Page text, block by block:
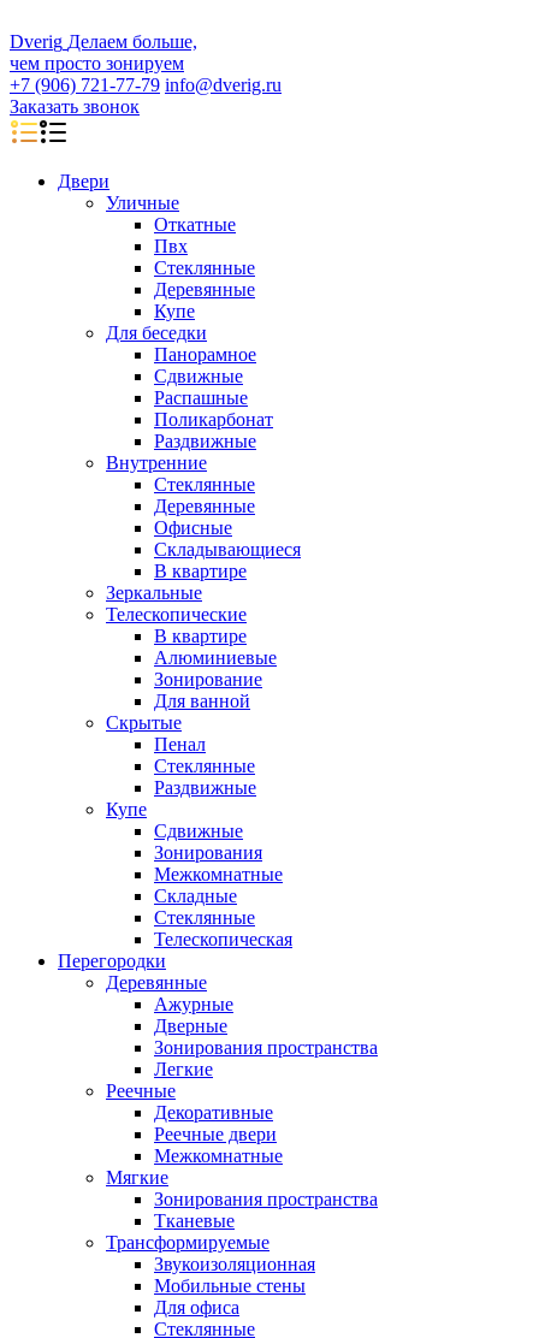
Dverig Делаем больше,
чем просто зонируем
+7 (906) 721-77-79 info@dverig.ru
Заказать звонок
Двери
Уличные
Откатные
Пвх
Стеклянные
Деревянные
Купе
Для беседки
Панорамное
Сдвижные
Распашные
Поликарбонат
Раздвижные
Внутренние
Стеклянные
Деревянные
Офисные
Складывающиеся
В квартире
Зеркальные
Телескопические
В квартире
Алюминиевые
Зонирование
Для ванной
Скрытые
Пенал
Стеклянные
Раздвижные
Купе
Сдвижные
Зонирования
Межкомнатные
Складные
Стеклянные
Телескопическая
Перегородки
Деревянные
Ажурные
Дверные
Зонирования пространства
Легкие
Реечные
Декоративные
Реечные двери
Межкомнатные
Мягкие
Зонирования пространства
Тканевые
Трансформируемые
Звукоизоляционная
Мобильные стены
Для офиса
Стеклянные